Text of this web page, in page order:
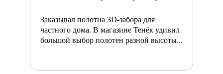
Заказывал полотна 3D-забора для
частного дома. В магазине Тенёк удивил
большой выбор полотен разной высоты...